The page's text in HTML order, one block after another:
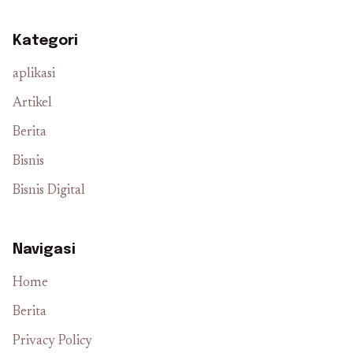
Kategori
aplikasi
Artikel
Berita
Bisnis
Bisnis Digital
Navigasi
Home
Berita
Privacy Policy